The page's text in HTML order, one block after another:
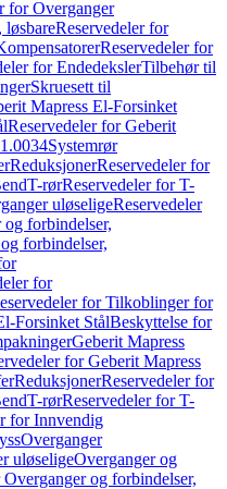
for Overganger
løsbareReservedeler for
Reservedeler for
for EndedekslerTilbehør til
Skruesett til
Mapress El-Forsinket
Reservedeler for Geberit
Systemrør
ReduksjonerReservedeler for
T-rørReservedeler for T-
uløseligeReservedeler
og forbindelser,
forbindelser,
for
for Tilkoblinger for
Forsinket StålBeskyttelse for
Geberit Mapress
for Geberit Mapress
ReduksjonerReservedeler for
T-rørReservedeler for T-
for Innvendig
Overganger
uløseligeOverganger og
og forbindelser,